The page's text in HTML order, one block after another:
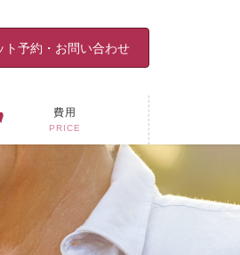
ト予約・お問い合わせ
費用
PRICE